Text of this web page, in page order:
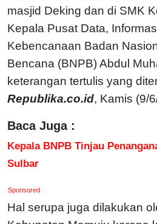
masjid Deking dan di SMK
Kepala Pusat Data,
Kebencanaan Badan
Bencana (BNPB) Abdul
keterangan tertulis yang
Republika.co.id, Kamis (9/
Baca Juga :
Kepala BNPB Tinjau
Sulbar
Sponsored
Hal serupa juga dilakukan